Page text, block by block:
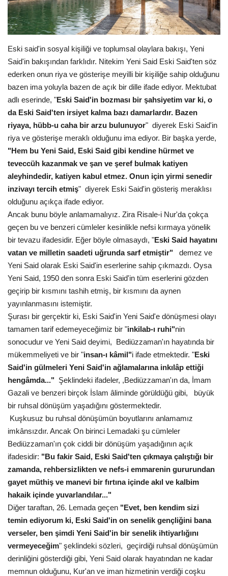
Gündem
Tekno Bilim
Ekonomi
Siyaset
Galeriler
Yaşam
Künye
Sağlık
İletişim
Kültür Sanat
Eski said'in sosyal kişiliği ve toplumsal olaylara bakışı, Yeni
Said'in bakışından farklıdır. Nitekim Yeni Said Eski Said'ten söz
ederken onun riya ve gösterişe meyilli bir kişiliğe sahip olduğunu
bazen ima yoluyla bazen de açık bir dille ifade ediyor. Mektubat
adlı eserinde, "Eski Said'in bozması bir şahsiyetim var ki, o
da Eski Said'ten irsiyet kalma bazı damarlardır. Bazen
riyaya, hübb-u caha bir arzu bulunuyor" diyerek Eski Said'in
riya ve gösterişe meraklı olduğunu ima ediyor. Bir başka yerde,
"Hem bu Yeni Said, Eski Said gibi kendine hürmet ve
teveccüh kazanmak ve şan ve şeref bulmak katiyen
aleyhindedir, katiyen kabul etmez. Onun için yirmi senedir
inzivayı tercih etmiş" diyerek Eski Said'in gösteriş meraklısı
olduğunu açıkça ifade ediyor.
Ancak bunu böyle anlamamalıyız. Zira Risale-i Nur'da çokça
geçen bu ve benzeri cümleler kesinlikle nefsi kırmaya yönelik
bir tevazu ifadesidir. Eğer böyle olmasaydı, "Eski Said hayatını
vatan ve milletin saadeti uğrunda sarf etmiştir" demez ve
Yeni Said olarak Eski Said'in eserlerine sahip çıkmazdı. Oysa
Yeni Said, 1950 den sonra Eski Said'in tüm eserlerini gözden
geçirip bir kısmını tashih etmiş, bir kısmını da aynen
yayınlanmasını istemiştir.
Şurası bir gerçektir ki, Eski Said'in Yeni Said'e dönüşmesi olayı
tamamen tarif edemeyeceğimiz bir "inkilab-ı ruhi"nin
sonocudur ve Yeni Said deyimi, Bediüzzaman'ın hayatında bir
mükemmeliyeti ve bir "insan-ı kâmil"i ifade etmektedir. "Eski
Said'in gülmeleri Yeni Said'in ağlamalarına inkılâp ettiği
hengâmda..." Şeklindeki ifadeler, ,Bediüzzaman'ın da, İmam
Gazali ve benzeri birçok İslam âliminde görüldüğü gibi, büyük
bir ruhsal dönüşüm yaşadığını göstermektedir.
Kuşkusuz bu ruhsal dönüşümün boyutlarını anlamamız
imkânsızdır. Ancak On birinci Lemadaki şu cümleler
Bediüzzaman'ın çok ciddi bir dönüşüm yaşadığının açık
ifadesidir: "Bu fakir Said, Eski Said'ten çıkmaya çalıştığı bir
zamanda, rehbersizlikten ve nefs-i emmarenin gururundan
gayet müthiş ve manevi bir fırtına içinde akıl ve kalbim
hakaik içinde yuvarlandılar..."
Diğer taraftan, 26. Lemada geçen "Evet, ben kendim sizi
temin ediyorum ki, Eski Said'in on senelik gençliğini bana
verseler, ben şimdi Yeni Said'in bir senelik ihtiyarlığını
vermeyeceğim" şeklindeki sözleri, geçirdiği ruhsal dönüşümün
derinliğini gösterdiği gibi, Yeni Said olarak hayatından ne kadar
memnun olduğunu, Kur'an ve iman hizmetinin verdiği coşku